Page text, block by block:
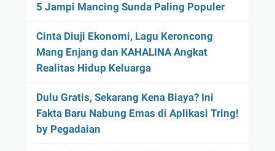
5 Jampi Mancing Sunda Paling Populer
Cinta Diuji Ekonomi, Lagu Keroncong
Mang Enjang dan KAHALINA Angkat
Realitas Hidup Keluarga
Dulu Gratis, Sekarang Kena Biaya? Ini
Fakta Baru Nabung Emas di Aplikasi Tring!
by Pegadaian